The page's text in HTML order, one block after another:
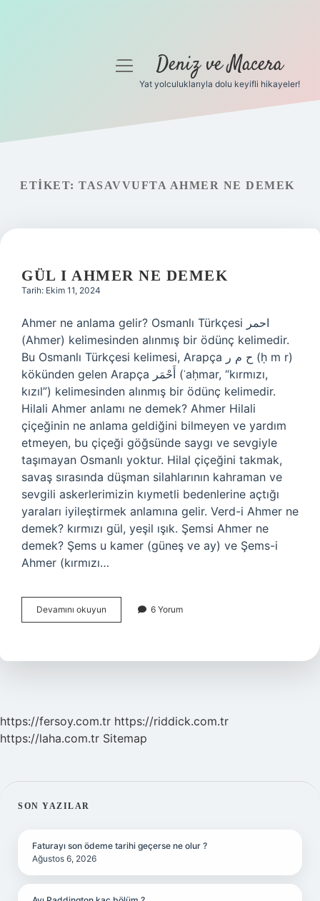
Gizlilik Politikası
menüyüDeniz ve Macera
Yat yolculuklarıyla dolu keyifli hikayeler!
ETIKET: TASAVVUFTA AHMER NE DEMEK
GÜL I AHMER NE DEMEK
Tarih: Ekim 11, 2024
Ahmer ne anlama gelir? Osmanlı Türkçesi احمر
(Ahmer) kelimesinden alınmış bir ödünç kelimedir.
Bu Osmanlı Türkçesi kelimesi, Arapça ح م ر‎ (ḥ m r)
kökünden gelen Arapça أَحْمَر‎ (ʾaḥmar, “kırmızı,
kızıl”) kelimesinden alınmış bir ödünç kelimedir.
Hilali Ahmer anlamı ne demek? Ahmer Hilali
çiçeğinin ne anlama geldiğini bilmeyen ve yardım
etmeyen, bu çiçeği göğsünde saygı ve sevgiyle
taşımayan Osmanlı yoktur. Hilal çiçeğini takmak,
savaş sırasında düşman silahlarının kahraman ve
sevgili askerlerimizin kıymetli bedenlerine açtığı
yaraları iyileştirmek anlamına gelir. Verd-i Ahmer ne
demek? kırmızı gül, yeşil ışık. Şemsi Ahmer ne
demek? Şems u kamer (güneş ve ay) ve Şems-i
Ahmer (kırmızı…
Devamını okuyun
I
Demek
6 Yorum
https://fersoy.com.tr https://riddick.com.tr
https://laha.com.tr Sitemap
SIDEBAR
SON YAZILAR
Faturayı son ödeme tarihi geçerse ne olur ?
Ağustos 6, 2026